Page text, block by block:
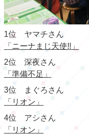
1位 ヤマチさん
「ニーナまじ天使!!」
2位 深夜さん
「準備不足」
3位 まぐろさん
「リオン」
4位 アシさん
「リオン」